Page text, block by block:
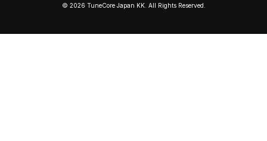
© 2026 TuneCore Japan KK. All Rights Reserved.